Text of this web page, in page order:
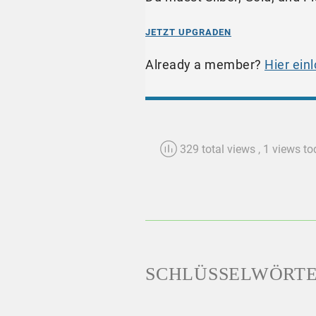
JETZT UPGRADEN
Already a member? Hier
329 total views , 1 views